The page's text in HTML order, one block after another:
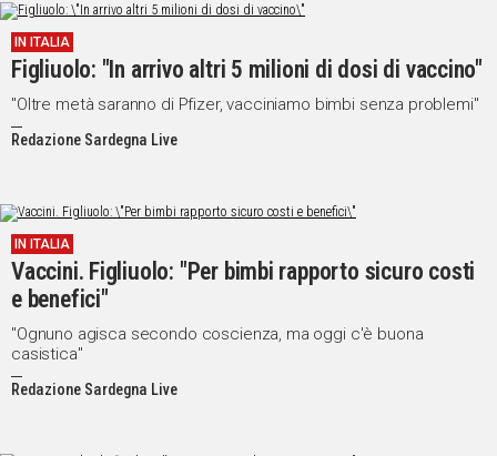
IN ITALIA
Figliuolo: "In arrivo altri 5 milioni di dosi di vaccino"
"Oltre metà saranno di Pfizer, vacciniamo bimbi senza problemi"
Redazione Sardegna Live
IN ITALIA
Vaccini. Figliuolo: "Per bimbi rapporto sicuro costi
e benefici"
"Ognuno agisca secondo coscienza, ma oggi c'è buona
casistica"
Redazione Sardegna Live